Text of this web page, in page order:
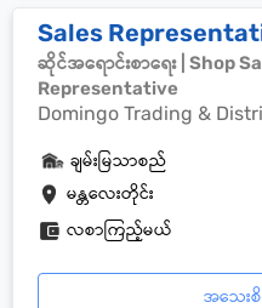
Sales
ဆိုင်အရောင်းစာရေး | Shop
Representative
Domingo Trading &
မန္တလေးတိုင်း
ချမ်းမြသာစည်
လစာကြည့်မယ်
အသေး